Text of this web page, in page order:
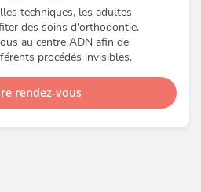
techniques, les adultes
des soins d'orthodontie.
au centre ADN afin de
procédés invisibles.
rendez-vous